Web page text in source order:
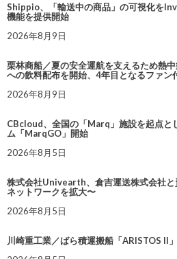
Shippio、「輸送中の商品」の可視化を
機能を提供開始
2026年8月9日
栗林商船／夏の安全運航を支えるため熱
への飲料配布を開始、4年目となるファン
2026年8月9日
CBcloud、全国の「Marq」施設を起点と
ム「MarqGO」開始
2026年8月5日
株式会社Univearth、倉吉運送株式会社
ネットワークを拡大〜
2026年8月5日
川崎重工業／ばら積運搬船「ARISTOS II